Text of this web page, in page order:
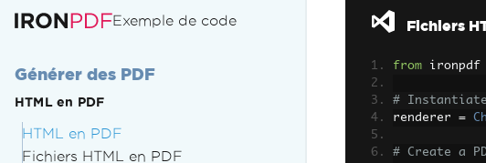
Exemple de code
Générer des PDF
HTML en PDF
HTML en PDF
Fichiers HTML en PDF
Fichiers
from ironpdf
# Instantiate
renderer =
# Create a